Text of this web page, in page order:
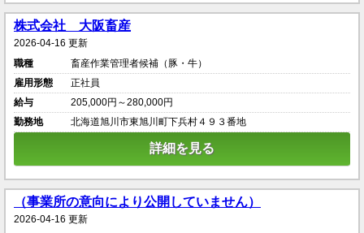
株式会社 大阪畜産
2026-04-16 更新
職種
畜産作業管理者候補（豚・牛）
雇用形態
正社員
給与
205,000円～280,000円
勤務地
北海道旭川市東旭川町下兵村４９３番地
詳細を見る
（事業所の意向により公開していません）
2026-04-16 更新